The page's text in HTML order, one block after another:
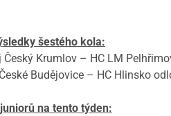
šestého kola:
Český Krumlov – HC LM
Budějovice – HC Hlinsko
na tento týden: